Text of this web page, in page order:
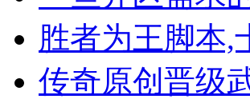
胜者为王脚本,
传奇原创晋级